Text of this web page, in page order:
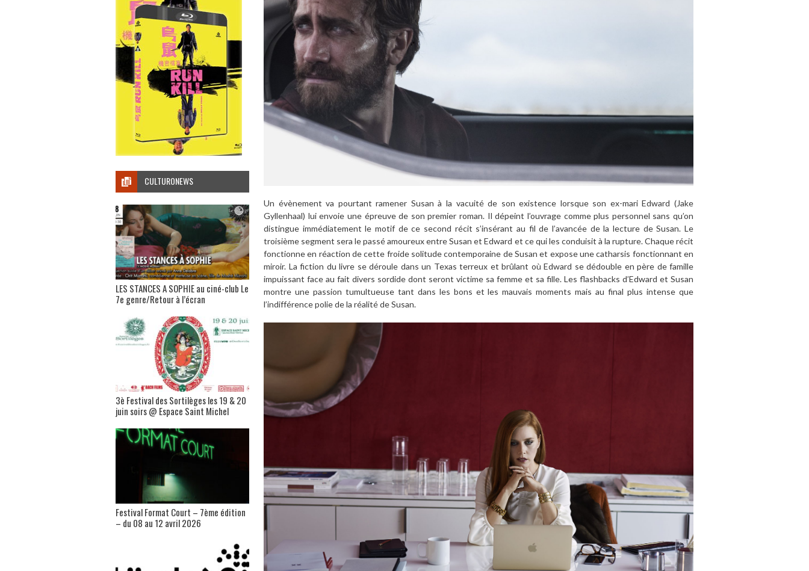
Un évènement va pourtant ramener Susan à la vacuité de son existence lorsque son ex-mari Edward (Jake
Gyllenhaal) lui envoie une épreuve de son premier roman. Il dépeint l’ouvrage comme plus personnel sans qu’on
distingue immédiatement le motif de ce second récit s’insérant au fil de l’avancée de la lecture de Susan. Le
troisième segment sera le passé amoureux entre Susan et Edward et ce qui les conduisit à la rupture. Chaque récit
fonctionne en réaction de cette froide solitude contemporaine de Susan et expose une catharsis fonctionnant en
miroir. La fiction du livre se déroule dans un Texas terreux et brûlant où Edward se dédouble en père de famille
impuissant face au fait divers sordide dont seront victime sa femme et sa fille. Les flashbacks d’Edward et Susan
montre une passion tumultueuse tant dans les bons et les mauvais moments mais au final plus intense que
l’indifférence polie de la réalité de Susan.
CULTURONEWS
LES STANCES A SOPHIE au ciné-club Le
7e genre/Retour à l’écran
3è Festival des Sortilèges les 19 & 20
juin soirs @ Espace Saint Michel
Festival Format Court – 7ème édition
– du 08 au 12 avril 2026